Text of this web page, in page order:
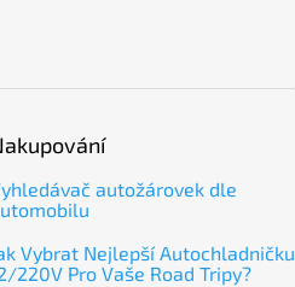
autožárovek dle
Vybrat Nejlepší Autochladničku
220V Pro Vaše Road Tripy?